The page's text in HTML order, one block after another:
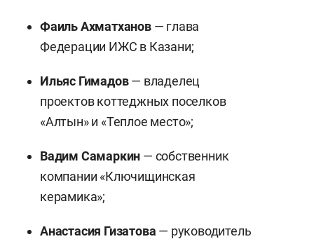
Фаиль Ахматханов— глава
Федерации ИЖС в Казани;
Ильяс Гимадов— владелец
проектов коттеджных поселков
«Алтын» и «Теплое место»;
Вадим Самаркин — собственник
компании «Ключищинская
керамика»;
Анастасия Гизатова — руководитель